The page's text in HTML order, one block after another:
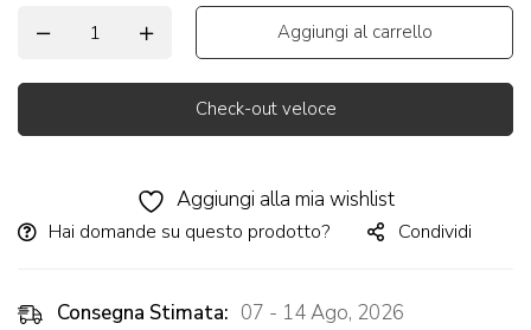
Aggiungi al carrello
Check-out veloce
Aggiungi alla mia wishlist
Hai domande su questo prodotto? Condividi
Consegna Stimata: 07 - 14 Ago, 2026